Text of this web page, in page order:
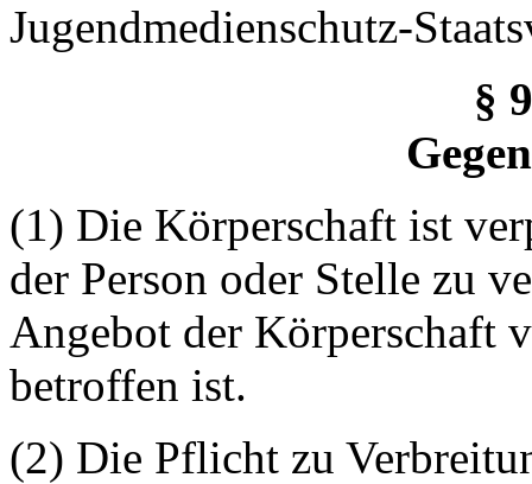
Jugendmedienschutz-
§
(1) Die Körperschaft ist
der Person oder Stelle zu
Angebot der Körperschaft
betroffen ist.
(2) Die Pflicht zu